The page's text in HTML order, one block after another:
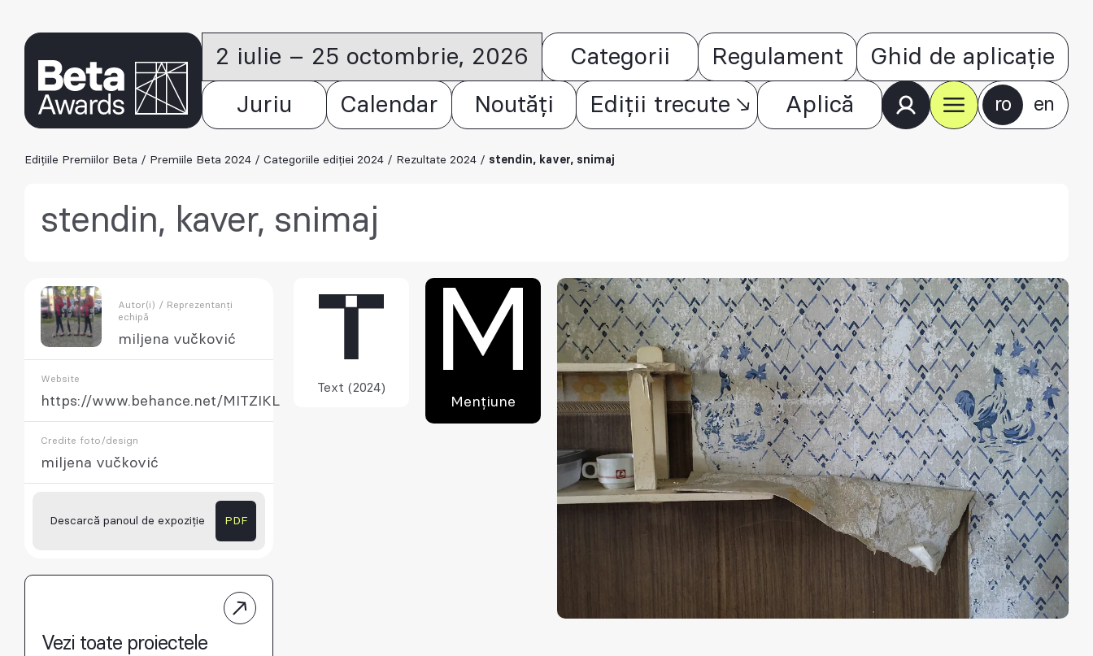
2 iulie – 25 octombrie, 2026 Categorii Regulament Ghid de aplicație
Juriu Calendar Noutăți Ediții trecute Aplică ro en
Edițiile Premiilor Beta / Premiile Beta 2024 / Categoriile ediției 2024 / Rezultate 2024 / stendin, kaver, snimaj
stendin, kaver, snimaj
Autor(i) / Reprezentanți
echipă
miljena vučković
Website
https://www.behance.net/MITZIKL
Credite foto/design
miljena vučković
Descarcă panoul de expoziție PDF
Vezi toate proiectele
Text (2024) M
Mențiune